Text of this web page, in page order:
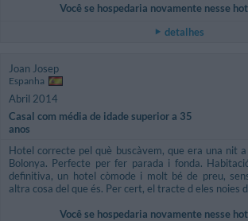
Você se hospedaria novamente nesse
detalhes
Joan Josep
Espanha
Abril 2014
Casal com média de idade superior a 35
anos
Hotel correcte pel què buscàvem, que era una nit
Bolonya. Perfecte per fer parada i fonda.
definitiva, un hotel còmode i molt bé de preu,
altra cosa del que és. Per cert, el tracte d eles noies
Você se hospedaria novamente nesse